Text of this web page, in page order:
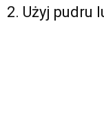
2. Użyj pudru